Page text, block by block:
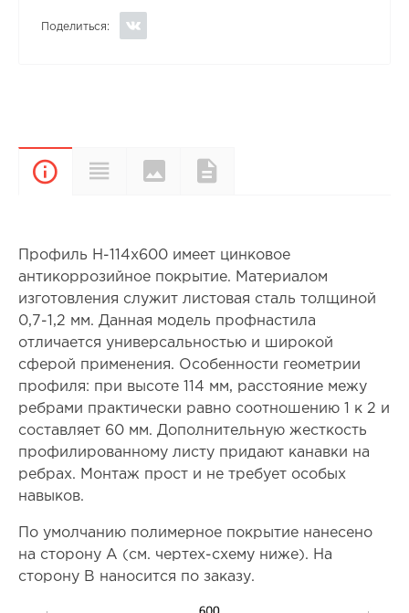
Поделиться:
ОписаниеХарактеристики
Цвета и
покрытия
Профиль Н-114х600 имеет цинковое
антикоррозийное покрытие. Материалом
изготовления служит листовая сталь толщиной
0,7-1,2 мм. Данная модель профнастила
отличается универсальностью и широкой
сферой применения. Особенности геометрии
профиля: при высоте 114 мм, расстояние межу
ребрами практически равно соотношению 1 к 2 и
составляет 60 мм. Дополнительную жесткость
профилированному листу придают канавки на
ребрах. Монтаж прост и не требует особых
навыков.
По умолчанию полимерное покрытие нанесено
на сторону А (см. чертех-схему ниже). На
сторону В наносится по заказу.